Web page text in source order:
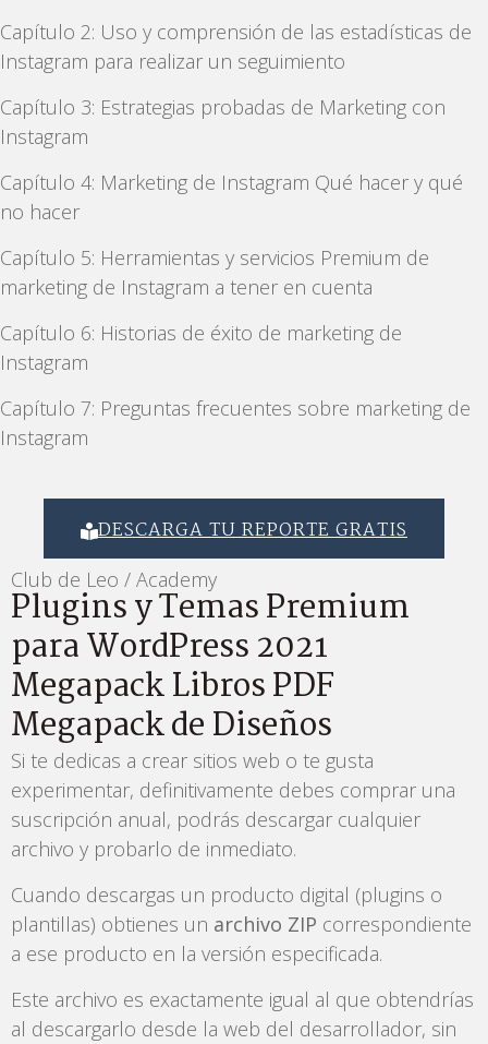
DESCARGA TU REPORTE GRATIS
Capítulo 2: Uso y comprensión de las estadísticas de
Instagram para realizar un seguimiento
Capítulo 3: Estrategias probadas de Marketing con
Instagram
Capítulo 4: Marketing de Instagram Qué hacer y qué
no hacer
Capítulo 5: Herramientas y servicios Premium de
marketing de Instagram a tener en cuenta
Capítulo 6: Historias de éxito de marketing de
Instagram
Capítulo 7: Preguntas frecuentes sobre marketing de
Instagram
Club de Leo / Academy
Plugins y Temas Premium
para WordPress 2021
Megapack Libros PDF
Megapack de Diseños
Si te dedicas a crear sitios web o te gusta
experimentar, definitivamente debes comprar una
suscripción anual, podrás descargar cualquier
archivo y probarlo de inmediato.
Cuando descargas un producto digital (plugins o
plantillas) obtienes un archivo ZIP correspondiente
a ese producto en la versión especificada.
Este archivo es exactamente igual al que obtendrías
al descargarlo desde la web del desarrollador, sin